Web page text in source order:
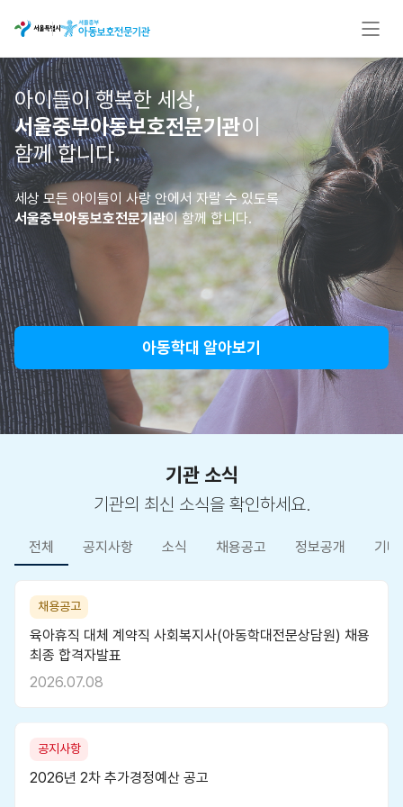
아이들이 행복한 세상,
서울중부아동보호전문기관이
함께 합니다.
세상 모든 아이들이 사랑 안에서 자랄 수 있도록
서울중부아동보호전문기관이 함께 합니다.
아동학대 알아보기
기관 소식
기관의 최신 소식을 확인하세요.
전체 공지사항 소식 채용공고 정보공개 기타
채용공고
육아휴직 대체 계약직 사회복지사(아동학대전문상담원) 채용
최종 합격자발표
2026.07.08
공지사항
2026년 2차 추가경정예산 공고